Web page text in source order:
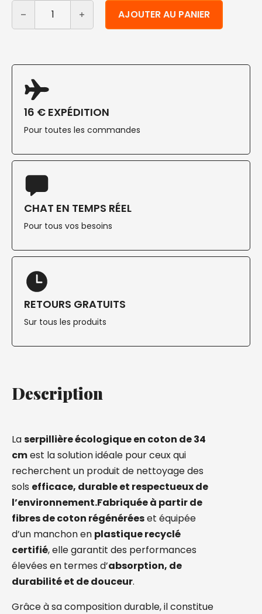
quantité de Mop écologique en coton 34 cm 2 pc
AJOUTER AU PANIER
Alternative:
16 € EXPÉDITION
Pour toutes les commandes
CHAT EN TEMPS RÉEL
Pour tous vos besoins
RETOURS GRATUITS
Sur tous les produits
Description
Laserpillière écologique en coton de 34
cmest la solution idéale pour ceux qui
recherchent un produit de nettoyage des
sols efficace, durable et respectueux de
l’environnement.Fabriquée à partir de
fibres de coton régénéréeset équipée
d’un manchon en plastique recyclé
certifié, elle garantit des performances
élevées en termes d’absorption, de
durabilité et de douceur.
Grâce à sa composition durable, il constitue